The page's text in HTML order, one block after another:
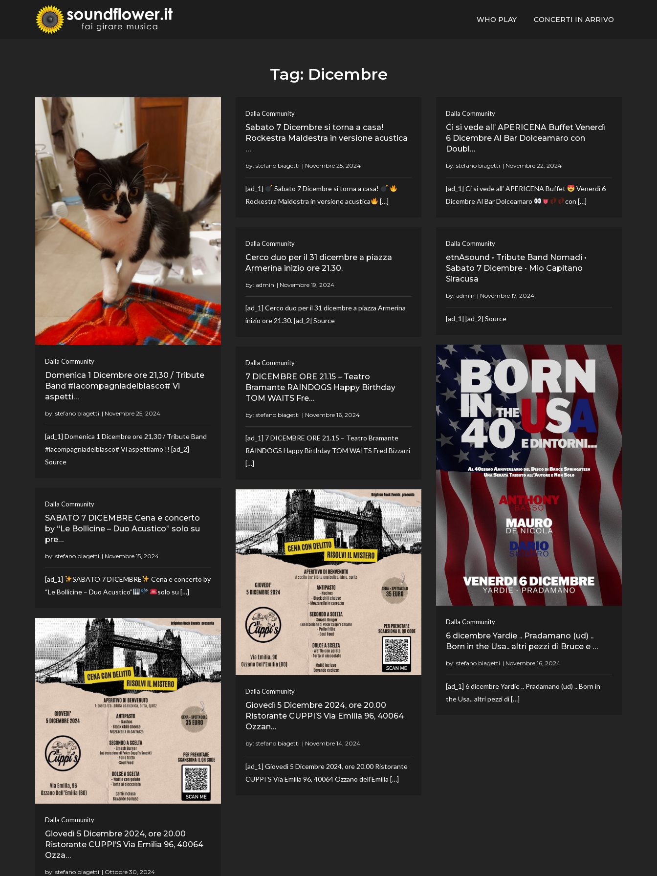
WHO PLAY CONCERTI IN ARRIVO
Tag: Dicembre
Dalla Community
Domenica 1 Dicembre ore 21,30 / Tribute
Band #lacompagniadelblasco# Vi
aspetti…
by: stefano biagetti
[ad_1] Domenica 1 Dicembre ore 21,30 / Tribute Band
#lacompagniadelblasco# Vi aspettiamo !! [ad_2]
Source
Dalla Community
Sabato 7 Dicembre si torna a casa!
Rockestra Maldestra in versione acustica
…
by: stefano biagetti
[ad_1]
Sabato 7 Dicembre si torna a casa!
Rockestra Maldestra in versione acustica
[…]
Dalla Community
Ci si vede all’ APERICENA Buffet Venerdì
6 Dicembre Al Bar Dolceamaro con
Doubl…
by: stefano biagetti
[ad_1] Ci si vede all’ APERICENA Buffet
Venerdì 6
Dicembre Al Bar Dolceamaro
con […]
Dalla Community
Cerco duo per il 31 dicembre a piazza
Armerina inizio ore 21.30.
by: admin
[ad_1] Cerco duo per il 31 dicembre a piazza Armerina
inizio ore 21.30. [ad_2] Source
Dalla Community
etnAsound • Tribute Band Nomadi •
Sabato 7 Dicembre • Mio Capitano
Siracusa
by: admin
[ad_1] [ad_2] Source
Dalla Community
6 dicembre Yardie .. Pradamano (ud) ..
Born in the Usa.. altri pezzi di Bruce e …
by: stefano biagetti
[ad_1] 6 dicembre Yardie .. Pradamano (ud) .. Born in
the Usa.. altri pezzi di […]
Dalla Community
7 DICEMBRE ORE 21.15 – Teatro
Bramante RAINDOGS Happy Birthday
TOM WAITS Fre…
by: stefano biagetti
[ad_1] 7 DICEMBRE ORE 21.15 – Teatro Bramante
RAINDOGS Happy Birthday TOM WAITS Fred Bizzarri
[…]
Dalla Community
SABATO 7 DICEMBRE Cena e concerto
by “Le Bollicine – Duo Acustico” solo su
pre…
by: stefano biagetti
[ad_1] SABATO 7 DICEMBRE
Cena e concerto by
“Le Bollicine – Duo Acustico”
solo su […]
Dalla Community
Giovedì 5 Dicembre 2024, ore 20.00
Ristorante CUPPI’S Via Emilia 96, 40064
Ozzan…
by: stefano biagetti
[ad_1] Giovedì 5 Dicembre 2024, ore 20.00 Ristorante
CUPPI’S Via Emilia 96, 40064 Ozzano dell’Emilia […]
Dalla Community
Giovedì 5 Dicembre 2024, ore 20.00
Ristorante CUPPI’S Via Emilia 96, 40064
Ozza…
by: stefano biagetti